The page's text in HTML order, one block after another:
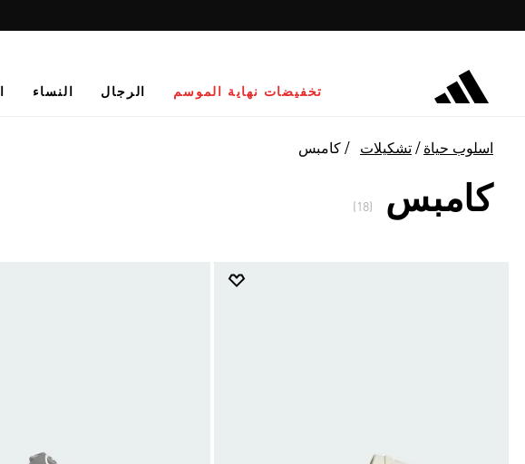
تخفيضات نهاية الموسم الرجال النساء
اسلوب حياة تشكيلات كامبس
كامبس